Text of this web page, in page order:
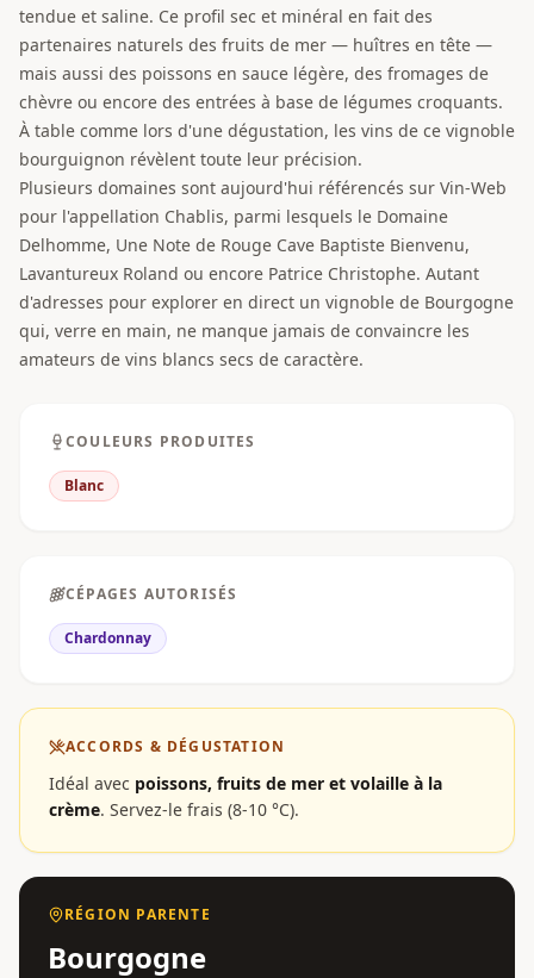
tendue et saline. Ce profil sec et minéral en fait des
partenaires naturels des fruits de mer — huîtres en tête —
mais aussi des poissons en sauce légère, des fromages de
chèvre ou encore des entrées à base de légumes croquants.
À table comme lors d'une dégustation, les vins de ce vignoble
bourguignon révèlent toute leur précision.
Plusieurs domaines sont aujourd'hui référencés sur Vin-Web
pour l'appellation Chablis, parmi lesquels le Domaine
Delhomme, Une Note de Rouge Cave Baptiste Bienvenu,
Lavantureux Roland ou encore Patrice Christophe. Autant
d'adresses pour explorer en direct un vignoble de Bourgogne
qui, verre en main, ne manque jamais de convaincre les
amateurs de vins blancs secs de caractère.
COULEURS PRODUITES
Blanc
CÉPAGES AUTORISÉS
Chardonnay
ACCORDS & DÉGUSTATION
Idéal avec poissons, fruits de mer et volaille à la
crème. Servez-le frais (8-10 °C).
RÉGION PARENTE
Bourgogne